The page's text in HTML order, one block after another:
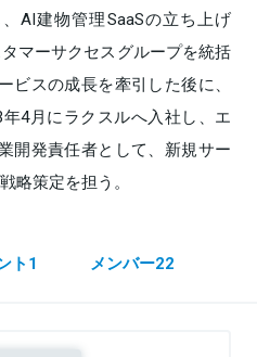
AI建物管理SaaSの立ち上げ
マーサクセスグループを統括
スの成長を牽引した後に、
4月にラクスルへ入社し、エ
開発責任者として、新規サー
略策定を担う。
ト1 メンバー22